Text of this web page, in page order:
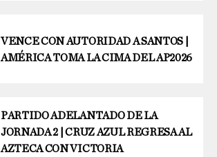
VENCE CON AUTORIDAD A SANTOS |
AMÉRICA TOMA LA CIMA DEL AP2026
PARTIDO ADELANTADO DE LA
JORNADA 2 | CRUZ AZUL REGRESA AL
AZTECA CON VICTORIA